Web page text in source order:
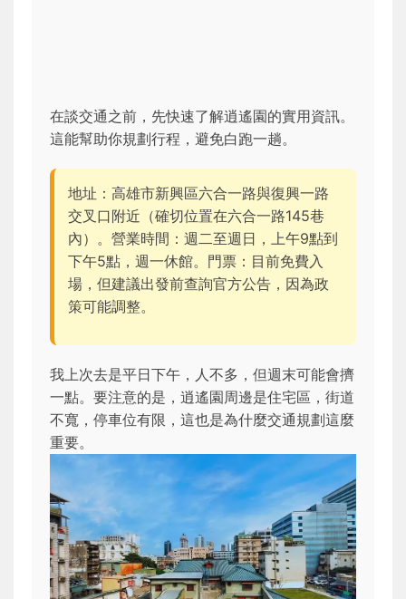
在談交通之前，先快速了解逍遙園的實用資訊。
這能幫助你規劃行程，避免白跑一趟。
地址：高雄市新興區六合一路與復興一路
交叉口附近（確切位置在六合一路145巷
內）。營業時間：週二至週日，上午9點到
下午5點，週一休館。門票：目前免費入
場，但建議出發前查詢官方公告，因為政
策可能調整。
我上次去是平日下午，人不多，但週末可能會擠
一點。要注意的是，逍遙園周邊是住宅區，街道
不寬，停車位有限，這也是為什麼交通規劃這麼
重要。